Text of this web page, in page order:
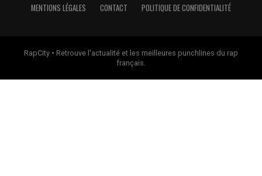
MENTIONS LÉGALES CONTACT POLITIQUE DE CONFIDENTIALITÉ
RapCity • Retrouve l'actualité et les meilleures punchlines du rap
français.